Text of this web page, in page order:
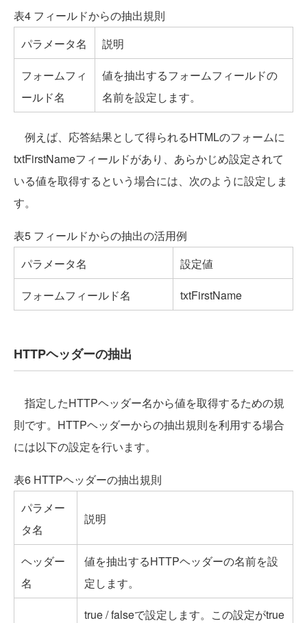
表4 フィールドからの抽出規則
パラメータ名
説明
フォームフィ
ールド名
値を抽出するフォームフィールドの
名前を設定します。
例えば、応答結果として得られるHTMLのフォームに
txtFirstNameフィールドがあり、あらかじめ設定されて
いる値を取得するという場合には、次のように設定しま
す。
表5 フィールドからの抽出の活用例
パラメータ名
設定値
フォームフィールド名
txtFirstName
HTTPヘッダーの抽出
指定したHTTPヘッダー名から値を取得するための規
則です。HTTPヘッダーからの抽出規則を利用する場合
には以下の設定を行います。
表6 HTTPヘッダーの抽出規則
パラメー
タ名
説明
ヘッダー
名
値を抽出するHTTPヘッダーの名前を設
定します。
true / falseで設定します。この設定がtrue